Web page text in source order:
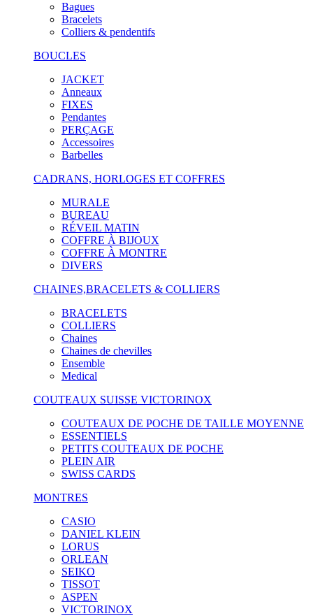
Bagues
Bracelets
Colliers & pendentifs
BOUCLES
JACKET
Anneaux
FIXES
Pendantes
PERÇAGE
Accessoires
Barbelles
CADRANS, HORLOGES ET COFFRES
MURALE
BUREAU
RÉVEIL MATIN
COFFRE À BIJOUX
COFFRE À MONTRE
DIVERS
CHAINES,BRACELETS & COLLIERS
BRACELETS
COLLIERS
Chaines
Chaines de chevilles
Ensemble
Medical
COUTEAUX SUISSE VICTORINOX
COUTEAUX DE POCHE DE TAILLE MOYENNE
ESSENTIELS
PETITS COUTEAUX DE POCHE
PLEIN AIR
SWISS CARDS
MONTRES
CASIO
DANIEL KLEIN
LORUS
ORLEAN
SEIKO
TISSOT
ASPEN
VICTORINOX